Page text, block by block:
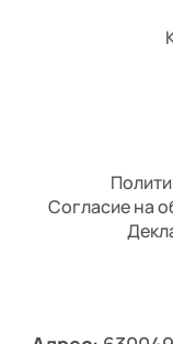
Согласие на